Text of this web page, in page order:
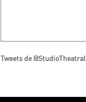
Tweets de @StudioTheatral